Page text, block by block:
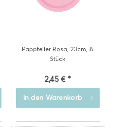
Pappteller Rosa, 23cm, 8
Stück
2,45 € *
In den Warenkorb